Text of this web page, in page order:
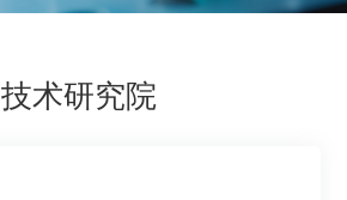
技术研究院